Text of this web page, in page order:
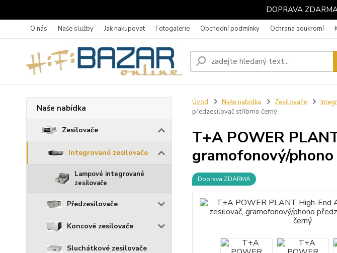
DOPRAVA
O nás Naše služby Jak nakupovat Fotogalerie Obchodní podmínky Ochrana soukromí
Naše nabídka
Zesilovače
Integrované zesilovače
Lampové integrované
zesilovače
Předzesilovače
Koncové zesilovače
Sluchátkové zesilovače
Úvod Naše nabídka Zesilovače
předzesilovač stříbrno černý
T+A POWER
gramofonový/
Doprava ZDARMA